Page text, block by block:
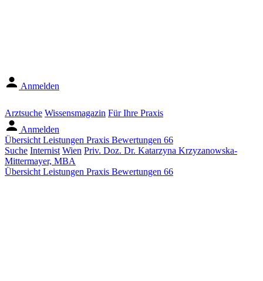
Anmelden
Arztsuche Wissensmagazin Für Ihre Praxis
Anmelden
Übersicht Leistungen Praxis Bewertungen 66
Suche Internist Wien Priv. Doz. Dr. Katarzyna Krzyzanowska-
Mittermayer, MBA
Übersicht Leistungen Praxis Bewertungen 66